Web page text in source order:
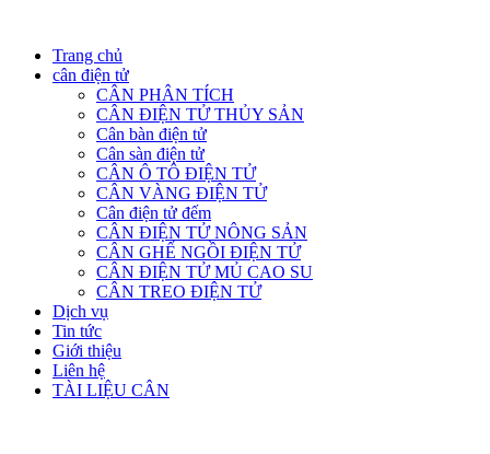
Trang chủ
cân điện tử
CÂN PHÂN TÍCH
CÂN ĐIỆN TỬ THỦY SẢN
Cân bàn điện tử
Cân sàn điện tử
CÂN Ô TÔ ĐIỆN TỬ
CÂN VÀNG ĐIỆN TỬ
Cân điện tử đếm
CÂN ĐIỆN TỬ NÔNG SẢN
CÂN GHẾ NGỒI ĐIỆN TỬ
CÂN ĐIỆN TỬ MỦ CAO SU
CÂN TREO ĐIỆN TỬ
Dịch vụ
Tin tức
Giới thiệu
Liên hệ
TÀI LIỆU CÂN